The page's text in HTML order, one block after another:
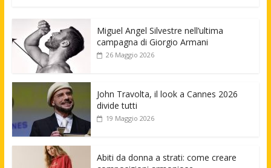
Miguel Angel Silvestre nell’ultima
campagna di Giorgio Armani
26 Maggio 2026
John Travolta, il look a Cannes 2026
divide tutti
19 Maggio 2026
Abiti da donna a strati: come creare